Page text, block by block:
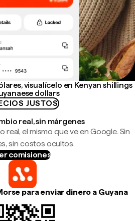
visualícelo en Kenyan shillings
dollars
JUSTOS
real, sin márgenes
real, el mismo que ve en Google. Sin
sin costos ocultos.
comisiones
para enviar dinero a Guyana